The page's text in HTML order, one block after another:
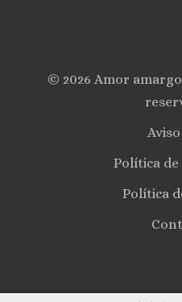
© 2026 Amor
Política
Política